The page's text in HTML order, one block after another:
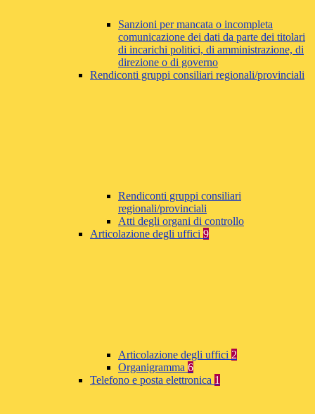
Sanzioni per mancata o incompleta
comunicazione dei dati da parte dei titolari
di incarichi politici, di amministrazione, di
direzione o di governo
Rendiconti gruppi consiliari regionali/provinciali
Rendiconti gruppi consiliari
regionali/provinciali
Atti degli organi di controllo
Articolazione degli uffici 9
Articolazione degli uffici 2
Organigramma 6
Telefono e posta elettronica 1